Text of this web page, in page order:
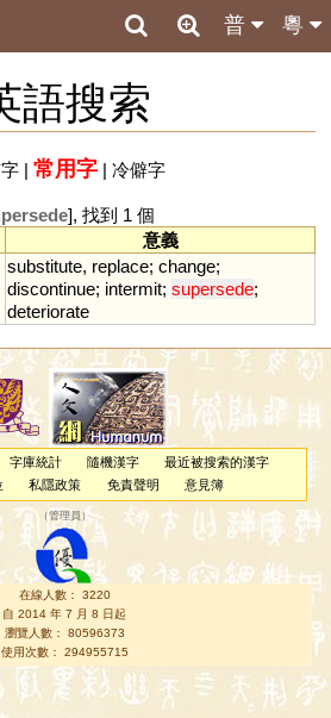
粵
普
語搜索
| 常用字| 冷僻字
], 找到 1 個
意義
substitute, replace; change;
discontinue; intermit; supersede;
deteriorate
字庫統計 隨機漢字
最近被搜索的漢字
私隱政策 免責聲明 意見簿
（管理員 ）
在線人數： 3220
自 2014 年 7 月 8 日起
瀏覽人數： 80596373
使用次數： 294955715